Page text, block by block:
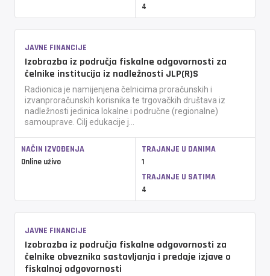
4
JAVNE FINANCIJE
Izobrazba iz područja fiskalne odgovornosti za
čelnike institucija iz nadležnosti JLP(R)S
Radionica je namijenjena čelnicima proračunskih i
izvanproračunskih korisnika te trgovačkih društava iz
nadležnosti jedinica lokalne i područne (regionalne)
samouprave. Cilj edukacije j...
NAČIN IZVOĐENJA
Online uživo
TRAJANJE U DANIMA
1
TRAJANJE U SATIMA
4
JAVNE FINANCIJE
Izobrazba iz područja fiskalne odgovornosti za
čelnike obveznika sastavljanja i predaje izjave o
fiskalnoj odgovornosti